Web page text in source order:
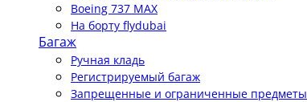
Boeing 737 MAX
На борту flydubai
Багаж
Ручная кладь
Регистрируемый багаж
Запрещенные и ограниченные предметы